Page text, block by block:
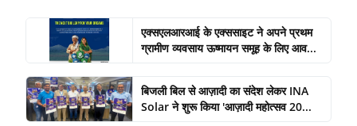
एक्सएलआरआई के एक्ससाइट ने अपने प्रथम
ग्रामीण व्यवसाय ऊष्मायन समूह के लिए आव...
बिजली बिल से आज़ादी का संदेश लेकर INA
Solar ने शुरू किया 'आज़ादी महोत्सव 20...